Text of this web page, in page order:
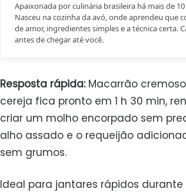
Apaixonada por culinária brasileira há mais de
Nasceu na cozinha da avó, onde aprendeu que
de amor, ingredientes simples e a técnica certa.
antes de chegar até você.
Resposta rápida:Macarrão
cereja fica pronto em 1 h 30 min,
criar um molho encorpado sem
alho assado e o requeijão
sem grumos.
Ideal para jantares rápidos